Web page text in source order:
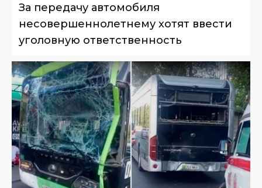
За передачу автомобиля
несовершеннолетнему хотят ввести
уголовную ответственность